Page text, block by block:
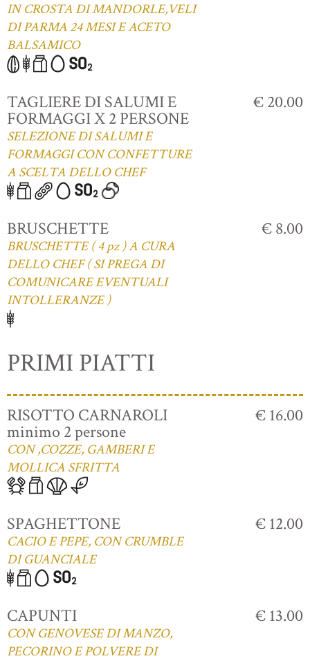
IN CROSTA DI MANDORLE,VELI
DI PARMA 24 MESI E ACETO
BALSAMICO
TAGLIERE DI SALUMI E
FORMAGGI X 2 PERSONE
SELEZIONE DI SALUMI E
FORMAGGI CON CONFETTURE
A SCELTA DELLO CHEF
€ 20.00
BRUSCHETTE
BRUSCHETTE ( 4 pz ) A CURA
DELLO CHEF ( SI PREGA DI
COMUNICARE EVENTUALI
INTOLLERANZE )
€ 8.00
PRIMI PIATTI
RISOTTO CARNAROLI
minimo 2 persone
CON ,COZZE, GAMBERI E
MOLLICA SFRITTA
€ 16.00
SPAGHETTONE
CACIO E PEPE, CON CRUMBLE
DI GUANCIALE
€ 12.00
CAPUNTI
CON GENOVESE DI MANZO,
PECORINO E POLVERE DI
€ 13.00